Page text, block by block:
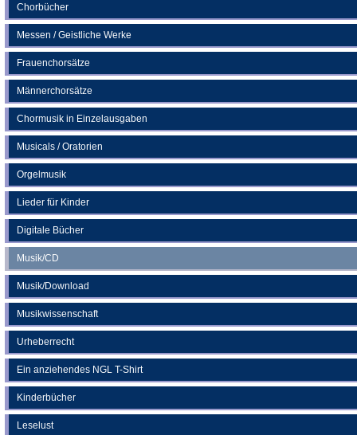
Chorbücher
Messen / Geistliche Werke
Frauenchorsätze
Männerchorsätze
Chormusik in Einzelausgaben
Musicals / Oratorien
Orgelmusik
Lieder für Kinder
Digitale Bücher
Musik/CD
Musik/Download
Musikwissenschaft
Urheberrecht
Ein anziehendes NGL T-Shirt
Kinderbücher
Leselust